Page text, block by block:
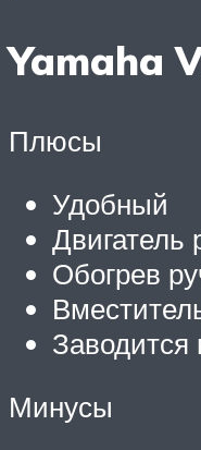
Yamaha
Плюсы
Удобный
Двигатель
Обогрев
Заводится
Минусы